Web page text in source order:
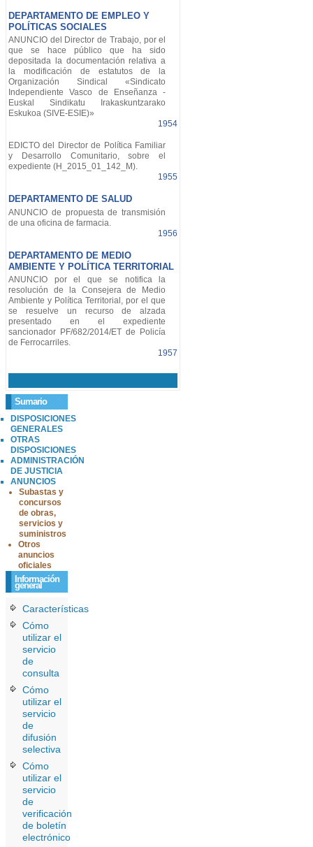
DEPARTAMENTO DE EMPLEO Y
POLÍTICAS SOCIALES
ANUNCIO del Director de Trabajo, por el
que se hace público que ha sido
depositada la documentación relativa a
la modificación de estatutos de la
Organización Sindical «Sindicato
Independiente Vasco de Enseñanza -
Euskal Sindikatu Irakaskuntzarako
Eskukoa (SIVE-ESIE)»
1954
EDICTO del Director de Política Familiar
y Desarrollo Comunitario, sobre el
expediente (H_2015_01_142_M).
1955
DEPARTAMENTO DE SALUD
ANUNCIO de propuesta de transmisión
de una oficina de farmacia.
1956
DEPARTAMENTO DE MEDIO
AMBIENTE Y POLÍTICA TERRITORIAL
ANUNCIO por el que se notifica la
resolución de la Consejera de Medio
Ambiente y Política Territorial, por el que
se resuelve un recurso de alzada
presentado en el expediente
sancionador PF/682/2014/ET de Policía
de Ferrocarriles.
1957
Sumario
DISPOSICIONES
GENERALES
OTRAS
DISPOSICIONES
ADMINISTRACIÓN
DE JUSTICIA
ANUNCIOS
Subastas y
concursos
de obras,
servicios y
suministros
Otros
anuncios
oficiales
Información
general
Características
Cómo
utilizar el
servicio
de
consulta
Cómo
utilizar el
servicio
de
difusión
selectiva
Cómo
utilizar el
servicio
de
verificación
de boletín
electrónico